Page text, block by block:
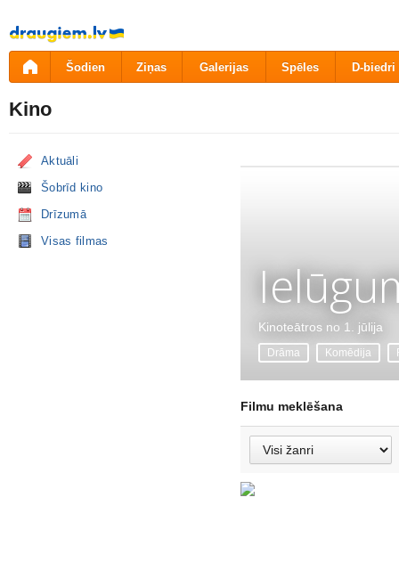
Pāriet
uz
saturu
Šodien Ziņas Galerijas Spēles D-biedri
Kino
Aktuāli
Šobrīd kino
Drīzumā
Visas filmas
Kinoteātros no 1. jūlija
Drāma Komēdija
Filmu meklēšana